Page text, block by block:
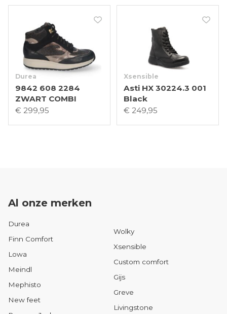
Durea
9842 608 2284
ZWART COMBI
€ 299,95
Xsensible
Asti HX 30224.3 001
Black
€ 249,95
Al onze merken
Durea
Finn Comfort
Lowa
Meindl
Mephisto
New feet
Wolky
Xsensible
Custom comfort
Gijs
Greve
Livingstone